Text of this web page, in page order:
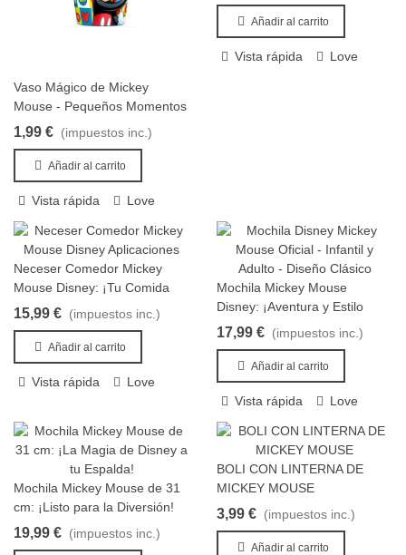
Añadir al carrito
Vaso Mágico de Mickey
Mouse - Pequeños Momentos
con Gran Diversión (26 cl)
1,99 € (impuestos inc.)
Añadir al carrito
Vista rápida Love
Añadir al carrito
Vista rápida Love
Añadir al carrito
Neceser Comedor Mickey
Mouse Disney: ¡Tu Comida
con Estilo y Magia!
15,99 € (impuestos inc.)
Añadir al carrito
Vista rápida Love
Añadir al carrito
Mochila Mickey Mouse
Disney: ¡Aventura y Estilo
para tu Día a Día!
17,99 € (impuestos inc.)
Añadir al carrito
Vista rápida Love
Añadir al carrito
Mochila Mickey Mouse de 31
cm: ¡Listo para la Diversión!
19,99 € (impuestos inc.)
Añadir al carrito
BOLI CON LINTERNA DE
MICKEY MOUSE
3,99 € (impuestos inc.)
Añadir al carrito